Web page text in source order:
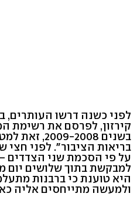
לפני כשנה דרשו העותרים,
קירזון, לפרסם את רשימת
בשנים 2009-
בריאות הציבור". לפני
על פי הסכמת שני הצדדים
למבקשת בתוך שלושים
היא טוענת כי ברבנות
ולמעשה מתייחסים אליה